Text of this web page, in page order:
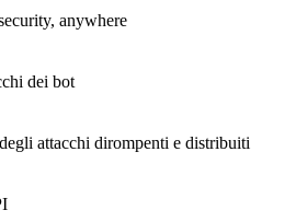
anywhere
dei bot
attacchi dirompenti e distribuiti